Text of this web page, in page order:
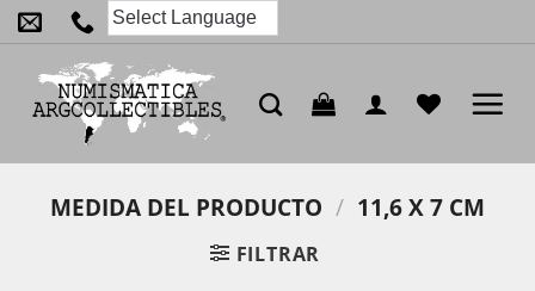
Saltar
al
contenido
MEDIDA DEL PRODUCTO / 11,6 X 7 CM
FILTRAR